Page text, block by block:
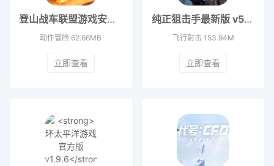
登山战车联盟游戏安卓版 v1.0.0
动作冒险 62.66MB
立即查看
纯正狙击手最新版 v500196
飞行射击 153.94M
立即查看